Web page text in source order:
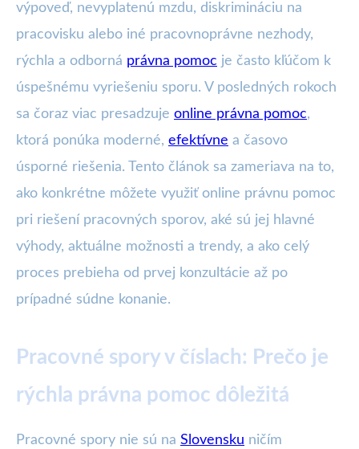
výpoveď, nevyplatenú mzdu, diskrimináciu na
pracovisku alebo iné pracovnoprávne nezhody,
rýchla a odborná právna pomoc je často kľúčom k
úspešnému vyriešeniu sporu. V posledných rokoch
sa čoraz viac presadzuje online právna pomoc,
ktorá ponúka moderné, efektívne a časovo
úsporné riešenia. Tento článok sa zameriava na to,
ako konkrétne môžete využiť online právnu pomoc
pri riešení pracovných sporov, aké sú jej hlavné
výhody, aktuálne možnosti a trendy, a ako celý
proces prebieha od prvej konzultácie až po
prípadné súdne konanie.
Pracovné spory v číslach: Prečo je
rýchla právna pomoc dôležitá
Pracovné spory nie sú na Slovensku ničím